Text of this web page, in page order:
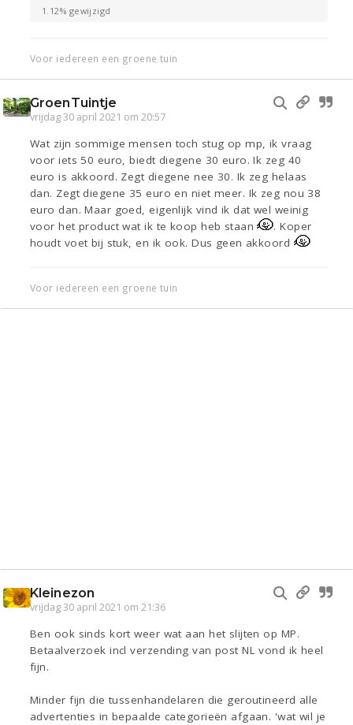
1.12% gewijzigd
Voor iedereen een groene tuin
GroenTuintje
vrijdag 30 april 2021 om 20:57
Wat zijn sommige mensen toch stug op mp, ik vraag
voor iets 50 euro, biedt diegene 30 euro. Ik zeg 40
euro is akkoord. Zegt diegene nee 30. Ik zeg helaas
dan. Zegt diegene 35 euro en niet meer. Ik zeg nou 38
euro dan. Maar goed, eigenlijk vind ik dat wel weinig
voor het product wat ik te koop heb staan
. Koper
houdt voet bij stuk, en ik ook. Dus geen akkoord
Voor iedereen een groene tuin
Kleinezon
vrijdag 30 april 2021 om 21:36
Ben ook sinds kort weer wat aan het slijten op MP.
Betaalverzoek incl verzending van post NL vond ik heel
fijn.
Minder fijn die tussenhandelaren die geroutineerd alle
advertenties in bepaalde categorieën afgaan. 'wat wil je